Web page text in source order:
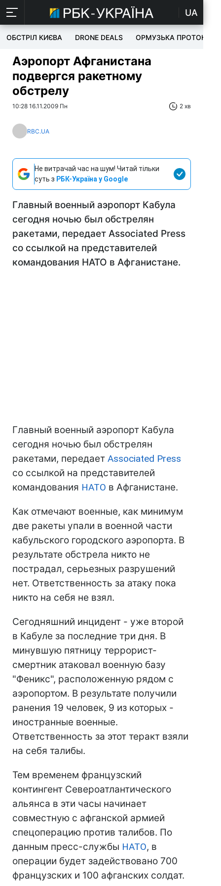
UA
ОБСТРІЛ КИЄВА DRONE DEALS ОРМУЗЬКА ПРОТОКА
Аэропорт Афганистана
подвергся ракетному
обстрелу
10:28 16.11.2009 Пн 2 хв
RBC.UA
Не витрачай час на шум! Читай тільки
суть з РБК-Україна у Google
Главный военный аэропорт Кабула
сегодня ночью был обстрелян
ракетами, передает Associated Press
со ссылкой на представителей
командования НАТО в Афганистане.
Главный военный аэропорт Кабула
сегодня ночью был обстрелян
ракетами, передает Associated Press
со ссылкой на представителей
командования НАТО в Афганистане.
Как отмечают военные, как минимум
две ракеты упали в военной части
кабульского городского аэропорта. В
результате обстрела никто не
пострадал, серьезных разрушений
нет. Ответственность за атаку пока
никто на себя не взял.
Сегодняшний инцидент - уже второй
в Кабуле за последние три дня. В
минувшую пятницу террорист-
смертник атаковал военную базу
"Феникс", расположенную рядом с
аэропортом. В результате получили
ранения 19 человек, 9 из которых -
иностранные военные.
Ответственность за этот теракт взяли
на себя талибы.
Тем временем французский
контингент Североатлантического
альянса в эти часы начинает
совместную с афганской армией
спецоперацию против талибов. По
данным пресс-службы НАТО, в
операции будет задействовано 700
французских и 100 афганских солдат.